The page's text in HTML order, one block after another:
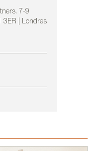
7-9
3ER | Londres